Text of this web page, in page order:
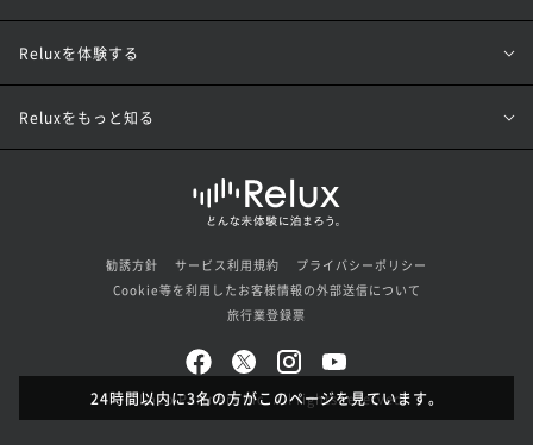
24時間以内に3名の方がこのページを見ています。
Reluxを体験する
Reluxをもっと知る
勧誘方針 サービス利用規約
プライバシーポリシー
Cookie等を利用したお客様情報の外部送信について
旅行業登録票
© Loco Partners Inc. All rights reserved.